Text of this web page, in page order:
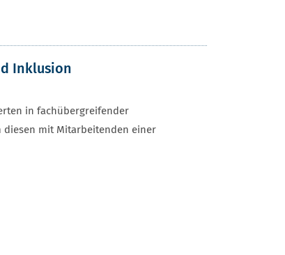
Inklusion
in fachübergreifender
mit Mitarbeitenden einer